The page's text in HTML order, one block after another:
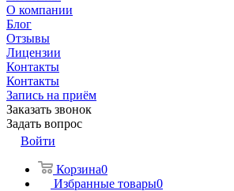
О компании
Блог
Отзывы
Лицензии
Контакты
Контакты
Запись на приём
Заказать звонок
Задать вопрос
Войти
Корзина0
Избранные товары0